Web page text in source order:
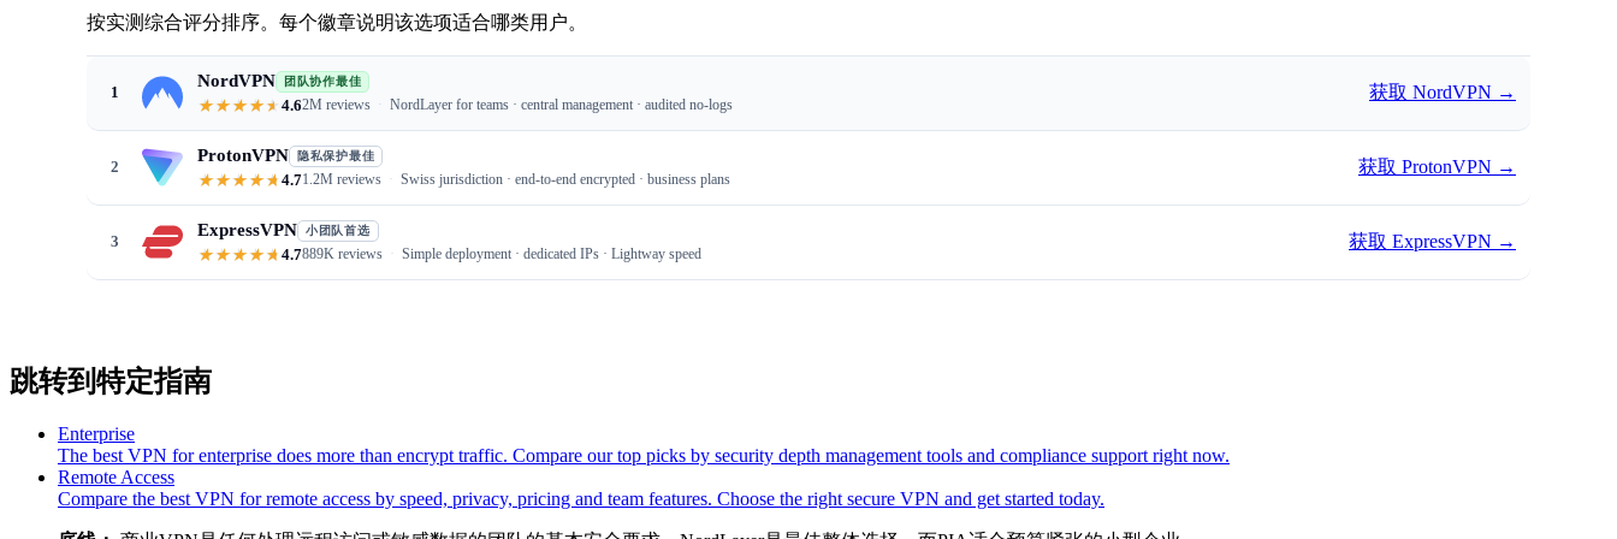
按实测综合评分排序。每个徽章说明该选项适合哪类用户。
1
NordVPN 团队协作最佳
4.62M reviews NordLayer for teams · central management · audited no-logs
获取 NordVPN →
2
ProtonVPN 隐私保护最佳
4.71.2M reviews Swiss jurisdiction · end-to-end encrypted · business plans
获取 ProtonVPN →
3
ExpressVPN 小团队首选
4.7889K reviews Simple deployment · dedicated IPs · Lightway speed
获取 ExpressVPN →
跳转到特定指南
Enterprise
The best VPN for enterprise does more than encrypt traffic. Compare our top picks by security depth management tools and compliance support right now.
Remote Access
Compare the best VPN for remote access by speed, privacy, pricing and team features. Choose the right secure VPN and get started today.